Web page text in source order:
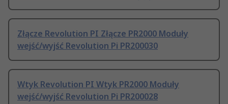
Złącze Revolution PI Złącze PR2000 Moduły
wejść/wyjść Revolution Pi PR200030
Wtyk Revolution PI Wtyk PR2000 Moduły
wejść/wyjść Revolution Pi PR200028